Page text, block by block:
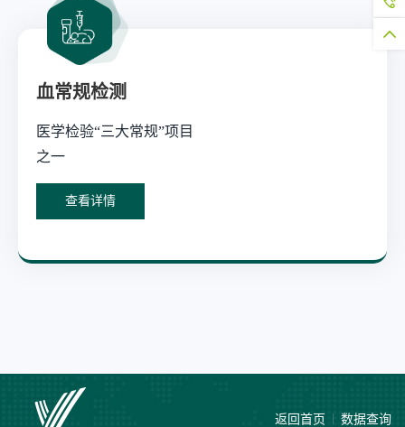
血常规检测
医学检验“三大常规”项目
之一
查看详情
返回首页 数据查询